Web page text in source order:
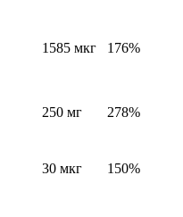
1585 мкг 176%
250 мг 278%
30 мкг 150%